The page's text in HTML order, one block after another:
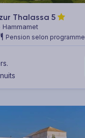
Thalassa 5
Pension selon programme